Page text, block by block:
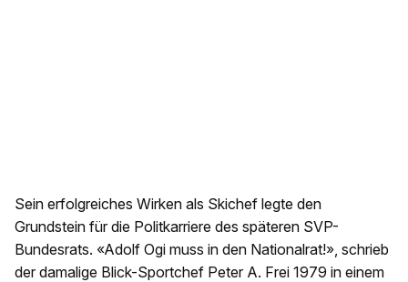
Sein erfolgreiches Wirken als Skichef legte den
Grundstein für die Politkarriere des späteren SVP-
Bundesrats. «Adolf Ogi muss in den Nationalrat!», schrieb
der damalige Blick-Sportchef Peter A. Frei 1979 in einem